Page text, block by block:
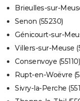
Brieulles-sur-
Senon (55230)
Génicourt-sur-
Villers-sur-Meuse
Consenvoye (55110)
Rupt-en-Woëvre
Sivry-la-Perche